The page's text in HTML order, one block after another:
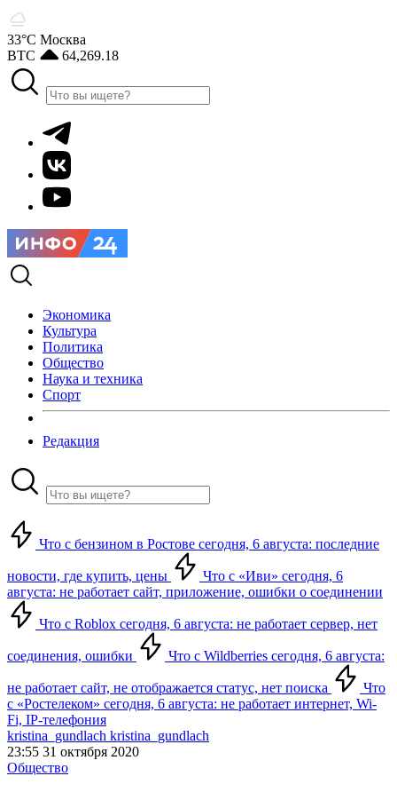
33°С Москва
BTC
64,269.18
Экономика
Культура
Политика
Общество
Наука и техника
Спорт
Редакция
Что с бензином в Ростове сегодня, 6 августа: последние
новости, где купить, цены
Что с «Иви» сегодня, 6
августа: не работает сайт, приложение, ошибки о соединении
Что с Roblox сегодня, 6 августа: не работает сервер, нет
соединения, ошибки Что с Wildberries сегодня, 6 августа:
не работает сайт, не отображается статус, нет поиска
Что
с «Ростелеком» сегодня, 6 августа: не работает интернет, Wi-
Fi, IP-телефония
kristina_gundlach kristina_gundlach
23:55 31 октября 2020
Общество